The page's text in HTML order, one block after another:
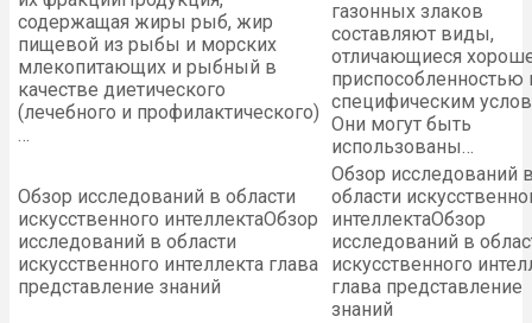
содержащая жиры рыб, жир
пищевой из рыбы и морских
млекопитающих и рыбный в
качестве диетического
(лечебного и профилактического)
…
газонных злаков
составляют виды,
отличающиеся
приспособленностью
специфическим
Они могут быть
использованы…
Обзор исследований в области
искусственного интеллектаОбзор
исследований в области
искусственного интеллекта глава
представление знаний
Обзор исследований
области
интеллектаОбзор
исследований в
искусственного
глава представление
знаний